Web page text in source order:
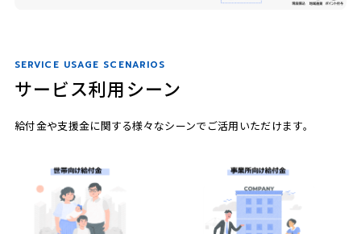
SERVICE USAGE SCENARIOS
サービス利用シーン
給付金や支援金に関する様々なシーンでご活用いただけます。